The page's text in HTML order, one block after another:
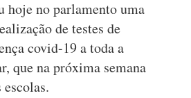
hoje no parlamento uma
de testes de
covid-19 a toda a
que na próxima semana
escolas.